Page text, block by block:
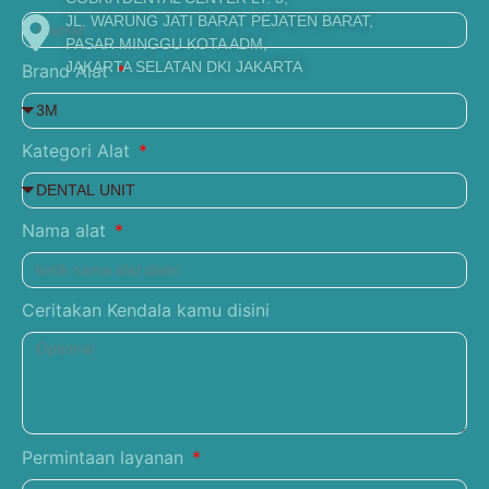
JL. WARUNG JATI BARAT PEJATEN BARAT,
PASAR MINGGU KOTA ADM,
JAKARTA SELATAN DKI JAKARTA
Brand Alat
Kategori Alat
Nama alat
Ceritakan Kendala kamu disini
Permintaan layanan